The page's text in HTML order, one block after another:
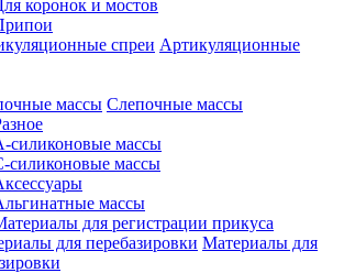
коронок и мостов
Артикуляционные
Слепочные массы
силиконовые массы
силиконовые массы
массы
для регистрации прикуса
Материалы для